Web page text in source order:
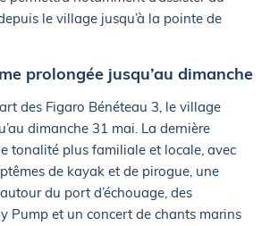
le village jusqu’à la pointe de
prolongée jusqu’au dimanche
des Figaro Bénéteau 3, le village
dimanche 31 mai. La dernière
tonalité plus familiale et locale, avec
de kayak et de pirogue, une
du port d’échouage, des
Pump et un concert de chants marins